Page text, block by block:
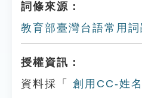
詞條來源：
教育部臺灣台語常用
授權資訊：
資料採「
創用CC-姓